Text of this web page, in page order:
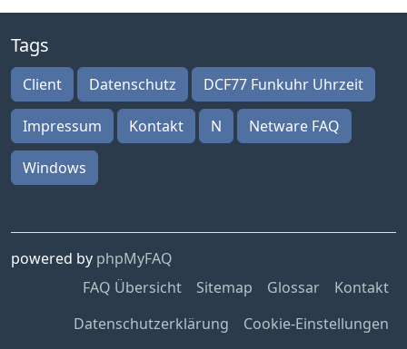
Tags
Client Datenschutz DCF77 Funkuhr Uhrzeit
Impressum Kontakt N Netware FAQ
Windows
powered by phpMyFAQ
FAQ Übersicht
Sitemap Glossar
Kontakt
Datenschutzerklärung
Cookie-Einstellungen